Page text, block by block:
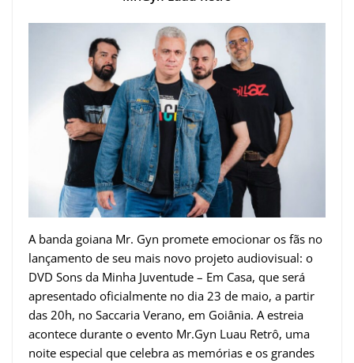
A banda goiana Mr. Gyn promete emocionar os fãs no
lançamento de seu mais novo projeto audiovisual: o
DVD Sons da Minha Juventude – Em Casa, que será
apresentado oficialmente no dia 23 de maio, a partir
das 20h, no Saccaria Verano, em Goiânia. A estreia
acontece durante o evento Mr.Gyn Luau Retrô, uma
noite especial que celebra as memórias e os grandes